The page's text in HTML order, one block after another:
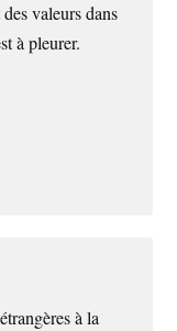
valeurs dans
à pleurer.
à la